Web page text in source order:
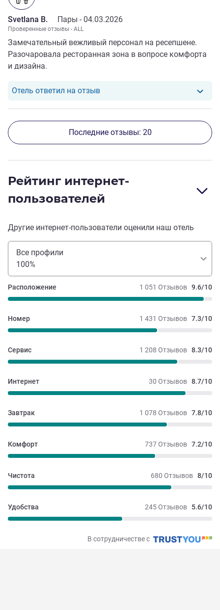
Svetlana B. Пары - 04.03.2026
Проверенные отзывы - ALL
Замечательный вежливый персонал на ресепшене.
Разочаровала ресторанная зона в вопросе комфорта
и дизайна.
Отель ответил на отзывОтель ответил на отзыв от
Последние отзывы: 20
Рейтинг интернет-
пользователей
Другие интернет-пользователи оценили наш отель
Все профили
100%
1 051 Отзывов 9.6/10
Расположение
1 431 Отзывов 7.3/10
Номер
1 208 Отзывов 8.3/10
Сервис
30 Отзывов 8.7/10
Интернет
1 078 Отзывов 7.8/10
Завтрак
737 Отзывов 7.2/10
Комфорт
680 Отзывов 8/10
Чистота
245 Отзывов 5.6/10
Удобства
В сотрудничестве с